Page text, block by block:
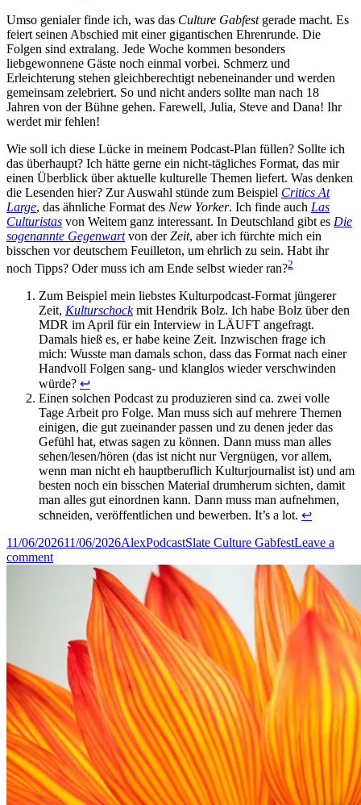
Umso genialer finde ich, was das Culture Gabfestgerade macht. Es
feiert seinen Abschied mit einer gigantischen Ehrenrunde. Die
Folgen sind extralang. Jede Woche kommen besonders
liebgewonnene Gäste noch einmal vorbei. Schmerz und
Erleichterung stehen gleichberechtigt nebeneinander und werden
gemeinsam zelebriert. So und nicht anders sollte man nach 18
Jahren von der Bühne gehen. Farewell, Julia, Steve and Dana! Ihr
werdet mir fehlen!
Wie soll ich diese Lücke in meinem Podcast-Plan füllen? Sollte ich
das überhaupt? Ich hätte gerne ein nicht-tägliches Format, das mir
einen Überblick über aktuelle kulturelle Themen liefert. Was denken
die Lesenden hier? Zur Auswahl stünde zum Beispiel Critics At
Large, das ähnliche Format des New Yorker. Ich finde auch Las
Culturistas von Weitem ganz interessant. In Deutschland gibt es Die
sogenannte Gegenwartvon derZeit, aber ich fürchte mich ein
bisschen vor deutschem Feuilleton, um ehrlich zu sein. Habt ihr
noch Tipps? Oder muss ich am Ende selbst wieder ran?2
Zum Beispiel mein liebstes Kulturpodcast-Format jüngerer
Zeit, Kulturschockmit Hendrik Bolz. Ich habe Bolz über den
MDR im April für ein Interview in LÄUFT angefragt.
Damals hieß es, er habe keine Zeit. Inzwischen frage ich
mich: Wusste man damals schon, dass das Format nach einer
Handvoll Folgen sang- und klanglos wieder verschwinden
würde? ↩︎
Einen solchen Podcast zu produzieren sind ca. zwei volle
Tage Arbeit pro Folge. Man muss sich auf mehrere Themen
einigen, die gut zueinander passen und zu denen jeder das
Gefühl hat, etwas sagen zu können. Dann muss man alles
sehen/lesen/hören (das ist nicht nur Vergnügen, vor allem,
wenn man nicht eh hauptberuflich Kulturjournalist ist) und am
besten noch ein bisschen Material drumherum sichten, damit
man alles gut einordnen kann. Dann muss man aufnehmen,
schneiden, veröffentlichen und bewerben. It’s a lot. ↩︎
Posted
on
11/06/202611/06/2026Author
AlexCategories
PodcastTags
Slate Culture GabfestLeave a
commenton
Gabfest
Abschied
aber
wie!